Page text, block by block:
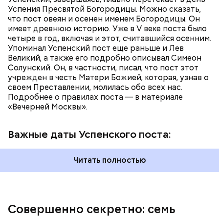
Успения Пресвятой Богородицы. Можно сказать,
что пост овеян и осенен именем Богородицы. Он
имеет древнюю историю. Уже в V веке поста было
четыре в год, включая и этот, считавшийся осенним.
Упоминал Успенский пост еще раньше и Лев
Великий, а также его подробно описывал Симеон
Солунский. Он, в частности, писал, что пост этот
учрежден в честь Матери Божией, которая, узнав о
своем Преставлении, молилась обо всех нас.
Подробнее о правилах поста — в материале
«Вечерней Москвы».
Важные даты Успенского поста:
освящают реки, озера, источники.
19 августа — Яблочный Спас. В церкви
освящают яблоки, виноград и иные плоды.
А вскоре после окончания Успенского поста
наступает Спас Ореховый — 29 августа.
Иначе его называют Хлебным Спасом,
поскольку по времени он совпадает с
окончанием жатвы.
Читать полностью
Совершенно секретно: семь
Пародия на популярные в 1980-е годы шпионские
триллеры и экзотические мелодрамы многих
поставила в тупик из-за своей «идеологической
диверсионности» — представители немецких
властей выглядят в фильме как фашистские
картина принесла мировую известность.
Мадмартиган, «Уиллоу» (Willow, 1988)
Too Young To Die (из альбома "Emergency on
Virtual Insanity (из альбома "Travelling Without
Moving", 1996)